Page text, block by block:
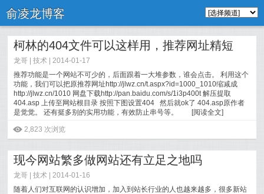
俞凌龙博客
柯林的404文件可以这样用，推荐网址精短
龙哥 |技术 | 2014-01-17
推荐功能是一个网站不可少的，后面跟着一大堆参数，谁会点击。 利用这个
功能，我们可以把原推荐网址http://jlwz.cn/t.aspx?id=1000_1010缩减成
http://jlwz.cn/1010 网盘下载http://pan.baidu.com/s/1i3p400t 解压提取
404.asp 上传至网站根目录 按照下图设置404 然后就ok了 404.asp原作者
是觉觉。 还有挺多别的实用功能，有效防止串号等。
[阅读全文]
ė 2,823 次浏览
现今网站繁多做网站还有立足之地吗
龙哥 |技术 | 2014-01-16
随着人们对互联网的认识增加，加入到站长行业的人也越来越多，很多新站